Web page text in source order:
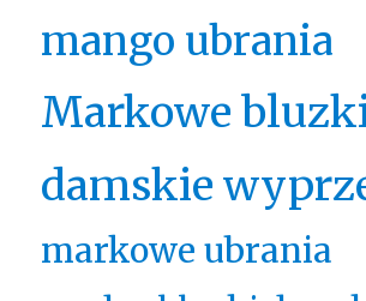
mango ubrania
Markowe
damskie
markowe ubrania